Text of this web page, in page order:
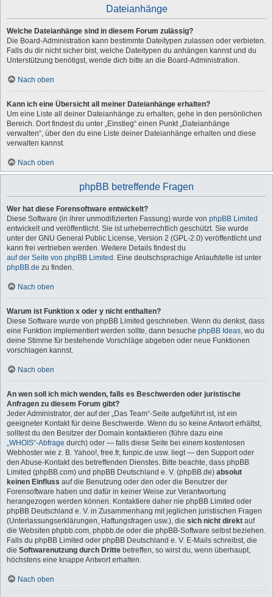
Dateianhänge
Welche Dateianhänge sind in diesem Forum zulässig?
Die Board-Administration kann bestimmte Dateitypen zulassen oder verbieten.
Falls du dir nicht sicher bist, welche Dateitypen du anhängen kannst und du
Unterstützung benötigst, wende dich bitte an die Board-Administration.
Nach oben
Kann ich eine Übersicht all meiner Dateianhänge erhalten?
Um eine Liste all deiner Dateianhänge zu erhalten, gehe in den persönlichen
Bereich. Dort findest du unter „Einstieg“ einen Punkt „Dateianhänge
verwalten“, über den du eine Liste deiner Dateianhänge erhalten und diese
verwalten kannst.
Nach oben
phpBB betreffende Fragen
Wer hat diese Forensoftware entwickelt?
Diese Software (in ihrer unmodifizierten Fassung) wurde von phpBB Limited
entwickelt und veröffentlicht. Sie ist urheberrechtlich geschützt. Sie wurde
unter der GNU General Public License, Version 2 (GPL-2.0) veröffentlicht und
kann frei vertrieben werden. Weitere Details findest du
auf der Seite von phpBB Limited . Eine deutschsprachige Anlaufstelle ist unter
phpBB.de zu finden.
Nach oben
Warum ist Funktion x oder y nicht enthalten?
Diese Software wurde von phpBB Limited geschrieben. Wenn du denkst, dass
eine Funktion implementiert werden sollte, dann besuche phpBB Ideas, wo du
deine Stimme für bestehende Vorschläge abgeben oder neue Funktionen
vorschlagen kannst.
Nach oben
An wen soll ich mich wenden, falls es Beschwerden oder juristische
Anfragen zu diesem Forum gibt?
Jeder Administrator, der auf der „Das Team“-Seite aufgeführt ist, ist ein
geeigneter Kontakt für deine Beschwerde. Wenn du so keine Antwort erhältst,
solltest du den Besitzer der Domain kontaktieren (führe dazu eine
„WHOIS“-Abfrage durch) oder — falls diese Seite bei einem kostenlosen
Webhoster wie z. B. Yahoo!, free.fr, funpic.de usw. liegt — den Support oder
den Abuse-Kontakt des betreffenden Dienstes. Bitte beachte, dass phpBB
Limited (phpBB.com) und phpBB Deutschland e. V. (phpBB.de) absolut
keinen Einfluss auf die Benutzung oder den oder die Benutzer der
Forensoftware haben und dafür in keiner Weise zur Verantwortung
herangezogen werden können. Kontaktiere daher nie phpBB Limited oder
phpBB Deutschland e. V. in Zusammenhang mit jeglichen juristischen Fragen
(Unterlassungserklärungen, Haftungsfragen usw.), die sich nicht direkt auf
die Websiten phpbb.com, phpbb.de oder die phpBB-Software selbst beziehen.
Falls du phpBB Limited oder phpBB Deutschland e. V. E-Mails schreibst, die
die Softwarenutzung durch Dritte betreffen, so wirst du, wenn überhaupt,
höchstens eine knappe Antwort erhalten.
Nach oben